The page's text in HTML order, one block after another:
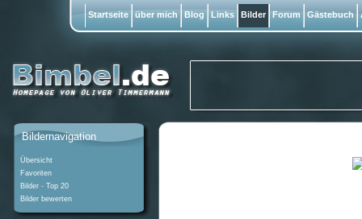
Bildernavigation
Übersicht
Favoriten
Bilder - Top 20
Bilder bewerten
Startseite über mich Blog Links Bilder Forum Gästebuch